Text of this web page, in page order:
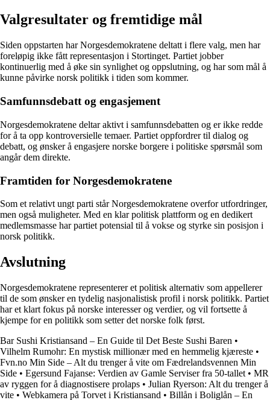
Valgresultater og fremtidige mål
Siden oppstarten har Norgesdemokratene deltatt i flere valg, men har
foreløpig ikke fått representasjon i Stortinget. Partiet jobber
kontinuerlig med å øke sin synlighet og oppslutning, og har som mål å
kunne påvirke norsk politikk i tiden som kommer.
Samfunnsdebatt og engasjement
Norgesdemokratene deltar aktivt i samfunnsdebatten og er ikke redde
for å ta opp kontroversielle temaer. Partiet oppfordrer til dialog og
debatt, og ønsker å engasjere norske borgere i politiske spørsmål som
angår dem direkte.
Framtiden for Norgesdemokratene
Som et relativt ungt parti står Norgesdemokratene overfor utfordringer,
men også muligheter. Med en klar politisk plattform og en dedikert
medlemsmasse har partiet potensial til å vokse og styrke sin posisjon i
norsk politikk.
Avslutning
Norgesdemokratene representerer et politisk alternativ som appellerer
til de som ønsker en tydelig nasjonalistisk profil i norsk politikk. Partiet
har et klart fokus på norske interesser og verdier, og vil fortsette å
kjempe for en politikk som setter det norske folk først.
Bar Sushi Kristiansand – En Guide til Det Beste Sushi Baren •
Vilhelm Rumohr: En mystisk millionær med en hemmelig kjæreste •
Fvn.no Min Side – Alt du trenger å vite om Fædrelandsvennen Min
Side • Egersund Fajanse: Verdien av Gamle Serviser fra 50-tallet • MR
av ryggen for å diagnostisere prolaps • Julian Ryerson: Alt du trenger å
vite • Webkamera på Torvet i Kristiansand • Billån i Boliglån – En